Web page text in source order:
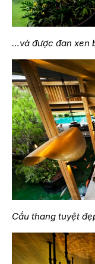
…và được đan xen
Cầu thang tuyệt